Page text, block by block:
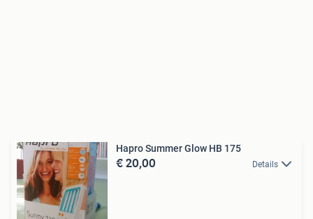
Hapro Summer Glow HB 175
€ 20,00 Details